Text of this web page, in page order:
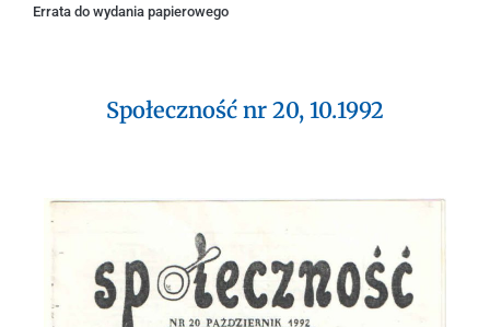
Errata do wydania papierowego
Społeczność nr 20, 10.1992